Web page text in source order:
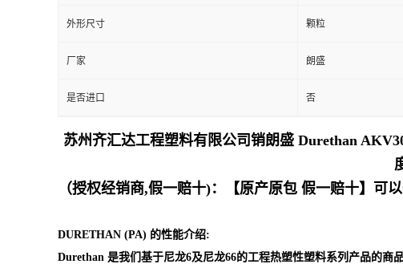
外形尺寸 颗粒
厂家 朗盛
是否进口 否
苏州齐汇达工程塑料有限公司销朗盛 Durethan
（授权经销商,假一赔十)：【原产原包 假一赔十】可
DURETHAN (PA) 的性能介绍:
Durethan 是我们基于尼龙6及尼龙66的工程热塑性塑料系列产品的商品